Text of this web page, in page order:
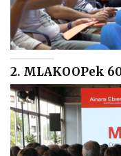
2. MLAKOOPek